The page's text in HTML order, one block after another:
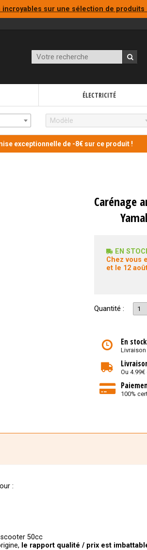
incroyables sur une sélection de produits
ÉLECTRICITÉ
Modèle
exceptionnelle de -8€ sur ce produit !
Carénage
EN
Chez vous
et le 12
Quantité :
En stock
Ou
100%
:
scooter 50cc
le rapport qualité / prix est